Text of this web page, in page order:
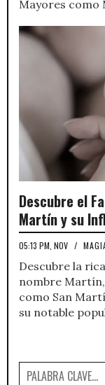
Mayores como
Descubre el
Martín y su
05:13 PM, NOV /
Descubre la
nombre
como San
su notable